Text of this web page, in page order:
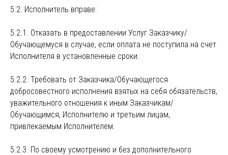
5.2. Исполнитель вправе:
5.2.1. Отказать в предоставлении Услуг Заказчику/
Обучающемуся в случае, если оплата не поступила на счет
Исполнителя в установленные сроки.
5.2.2. Требовать от Заказчика/Обучающегося
добросовестного исполнения взятых на себя обязательств,
уважительного отношения к иным Заказчикам/
Обучающимся, Исполнителю и третьим лицам,
привлекаемым Исполнителем.
5.2.3. По своему усмотрению и без дополнительного